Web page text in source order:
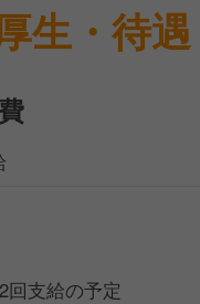
生・待遇
回支給の予定